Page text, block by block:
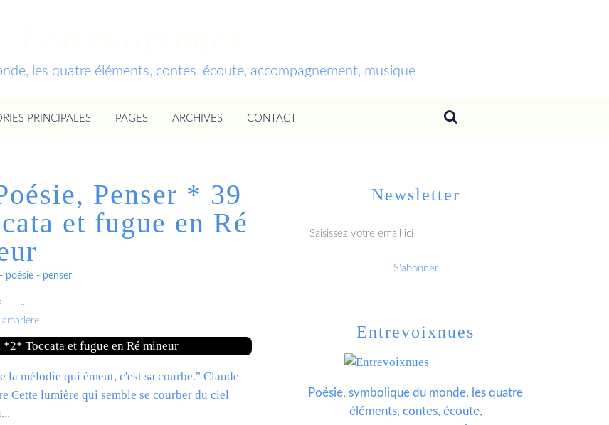
les quatre éléments, contes, écoute, accompagnement, musique
PRINCIPALES PAGES ARCHIVES CONTACT
Penser * 39
et fugue en Ré
poésie - penser
la mélodie qui émeut, c'est sa courbe." Claude
Cette lumière qui semble se courber du ciel
Newsletter
Entrevoixnues
Poésie, symbolique du monde, les quatre
éléments, contes, écoute,